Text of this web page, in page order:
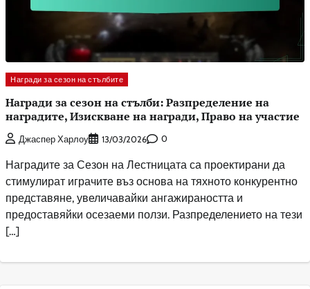
Награди за сезон на стълбите
Награди за сезон на стълби: Разпределение на
наградите, Изискване на награди, Право на участие
Джаспер Харлоу 13/03/2026 0
Наградите за Сезон на Лестницата са проектирани да
стимулират играчите въз основа на тяхното конкурентно
представяне, увеличавайки ангажираността и
предоставяйки осезаеми ползи. Разпределението на тези
[…]